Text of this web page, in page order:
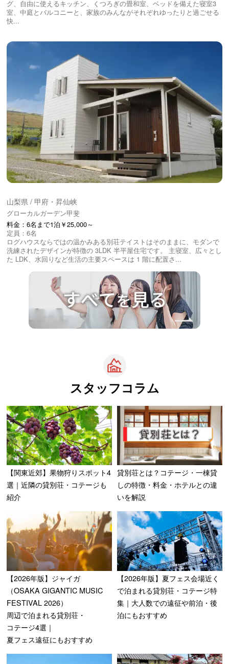
グ、自由に使えるキッチン、くつろぎの畳和室、ベッドを備えた寝室3
室、中庭とバルコニーと、家族のみんながそれぞれゆったりと過ごせる
快...
山梨県 / 甲府・昇仙峡
グローカルガーデン甲斐
料金：6名まで1泊￥25,000～
定員：6名
ログハウスならではの温かみある別荘テイストはそのままに、モダンで
洗練されたデザインが特徴の 3LDK 半平屋住宅です。 主寝室、広々とし
た LDK、⽔回りなど⽣活の主要スペースは 1 階に配置さ...
スタッフコラム
【関東近郊】果物狩りスポット4
選｜近隣の貸別荘・コテージも
紹介
貸別荘とは？コテージ・一棟貸
しの特徴・料金・ホテルとの違
いを解説
【2026年版】ジャイガ
（OSAKA GIGANTIC MUSIC
FESTIVAL2026）
周辺で泊まれる貸別荘・
コテージ4選｜
夏フェス遠征にもおすすめ
【2026年版】夏フェス会場近く
で泊まれる貸別荘・コテージ特
集｜大人数での遠征や前泊・後
泊にもおすすめ